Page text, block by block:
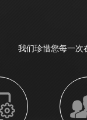
我们珍惜您每一次